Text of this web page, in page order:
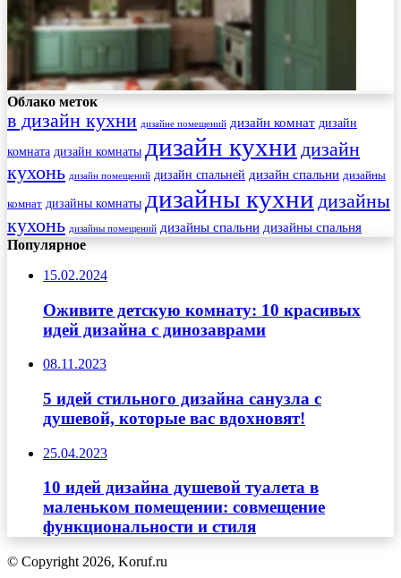
Облако меток
в дизайн кухни дизайне помещений дизайн комнат дизайн
комната дизайн комнаты дизайн кухни дизайн
кухонь дизайн помещений дизайн спальней дизайн спальни дизайны
комнат дизайны комнаты дизайны кухни дизайны
кухонь дизайны помещений дизайны спальни дизайны спальня
Популярное
15.02.2024
Оживите детскую комнату: 10 красивых
идей дизайна с динозаврами
08.11.2023
5 идей стильного дизайна санузла с
душевой, которые вас вдохновят!
25.04.2023
10 идей дизайна душевой туалета в
маленьком помещении: совмещение
функциональности и стиля
© Copyright 2026, Koruf.ru